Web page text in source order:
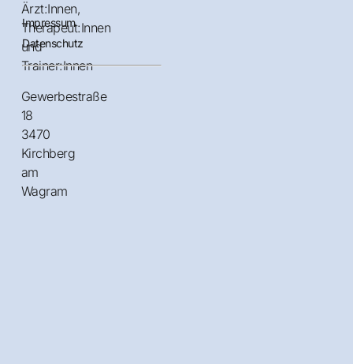
Ärzt:Innen,
Therapeut:Innen
und
Trainer:Innen
Gewerbestraße
18
3470
Kirchberg
am
Wagram
Impressum
Datenschutz